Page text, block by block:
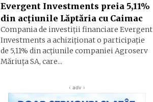
Evergent Investments preia 5,11%
din acţiunile Lăptăria cu Caimac
Compania de investiţii financiare Evergent
Investments a achiziţionat o participaţie
de 5,11% din acţiunile companiei Agroserv
Măriuţa SA, care...
‹ adv ›